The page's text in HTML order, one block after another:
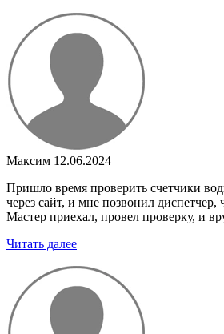
Максим 12.06.2024
Пришло время проверить счетчики
через сайт, и мне позвонил диспетчер,
Мастер приехал, провел проверку, и
Читать далее